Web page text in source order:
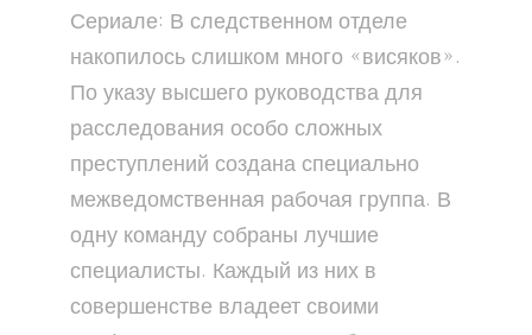
Сериале: В следственном отделе
накопилось слишком много «висяков».
По указу высшего руководства для
расследования особо сложных
преступлений создана специально
межведомственная рабочая группа. В
одну команду собраны лучшие
специалисты. Каждый из них в
совершенстве владеет своими